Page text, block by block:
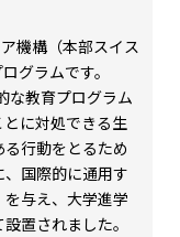
機構（本部スイス
グラムです。
な教育プログラム
に対処できる生
行動をとるため
国際的に通用す
与え、大学進学
置されました。